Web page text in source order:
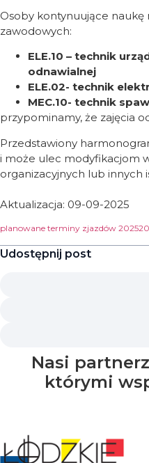
Osoby kontynuujące naukę
zawodowych:
ELE.10 – technik
odnawialnej
ELE.02- technik
MEC.10- technik
przypominamy, że zajęcia
Przedstawiony
i może ulec modyfikacjom
organizacyjnych lub innych
Aktualizacja: 09-09-2025
planowane terminy zjazdów
Udostępnij post
Nasi
którymi